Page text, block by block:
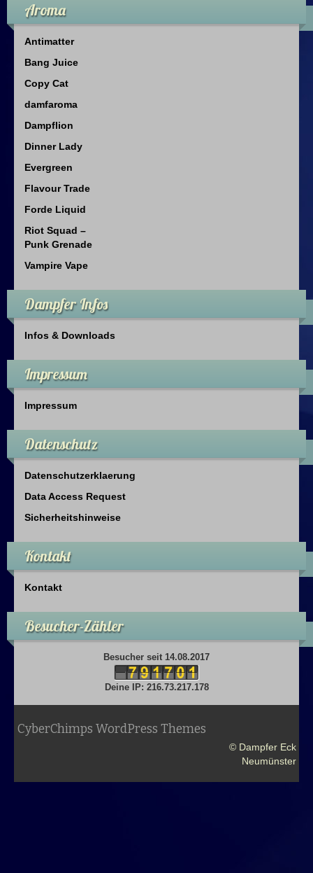
Aroma
Antimatter
Bang Juice
Copy Cat
damfaroma
Dampflion
Dinner Lady
Evergreen
Flavour Trade
Forde Liquid
Riot Squad –
Punk Grenade
Vampire Vape
Dampfer Infos
Infos & Downloads
Impressum
Impressum
Datenschutz
Datenschutzerklaerung
Data Access Request
Sicherheitshinweise
Kontakt
Kontakt
Besucher-Zähler
Besucher seit 14.08.2017
Deine IP: 216.73.217.178
CyberChimps WordPress Themes
© Dampfer Eck
Neumünster